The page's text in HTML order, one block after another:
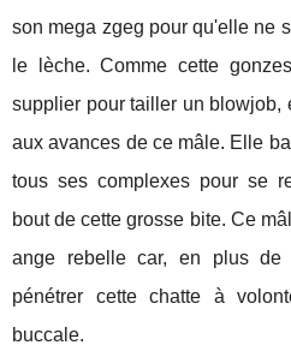
son mega zgeg pour qu'elle ne
le lèche. Comme cette
supplier pour tailler un blowjob,
aux avances de ce mâle. Elle
tous ses complexes pour se
bout de cette grosse bite. Ce
ange rebelle car, en plus
pénétrer cette chatte à
buccale.